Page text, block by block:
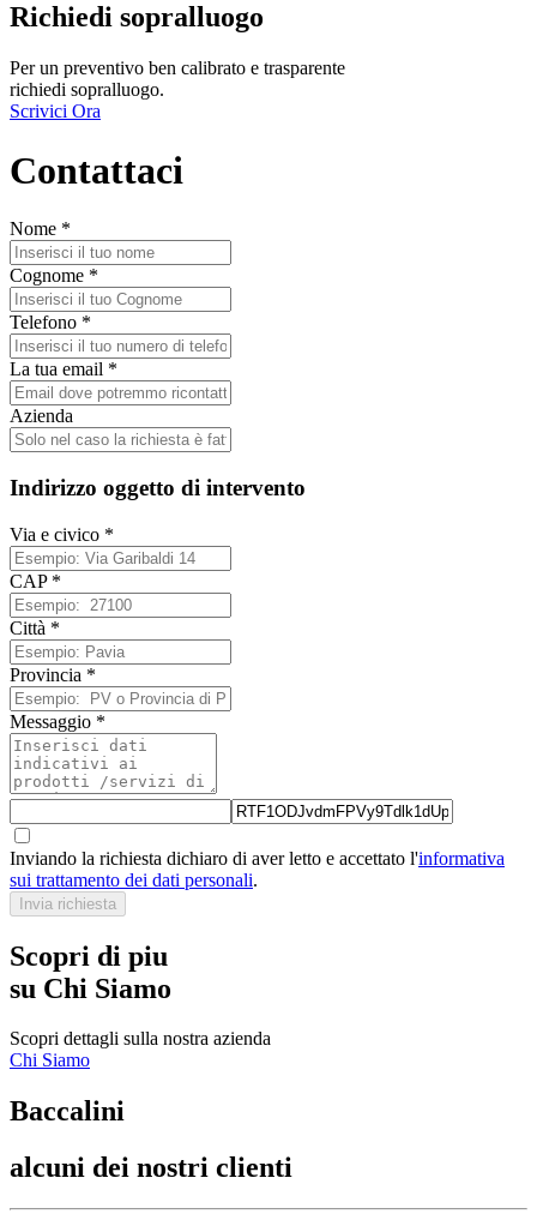
Richiedi sopralluogo
Per un preventivo ben calibrato e trasparente
richiedi sopralluogo.
Scrivici Ora
Contattaci
Nome *
Cognome *
Telefono *
La tua email *
Azienda
Indirizzo oggetto di intervento
Via e civico *
CAP *
Città *
Provincia *
Messaggio *
Inviando la richiesta dichiaro di aver letto e accettato l'informativa
sui trattamento dei dati personali.
Invia richiesta
Scopri di piu
su Chi Siamo
Scopri dettagli sulla nostra azienda
Chi Siamo
Baccalini
alcuni dei nostri clienti